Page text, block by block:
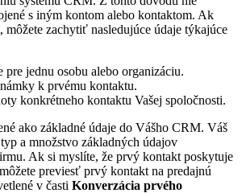
s iným kontom alebo kontaktom. Ak
zachytiť nasledujúce údaje týkajúce
pre jednu osobu alebo organizáciu.
k prvému kontaktu.
konkrétneho kontaktu Vašej spoločnosti.
ako základné údaje do Vášho CRM. Váš
a množstvo základných údajov
Ak si myslíte, že prvý kontakt poskytuje
previesť prvý kontakt na predajnú
v časti Konverzácia prvého